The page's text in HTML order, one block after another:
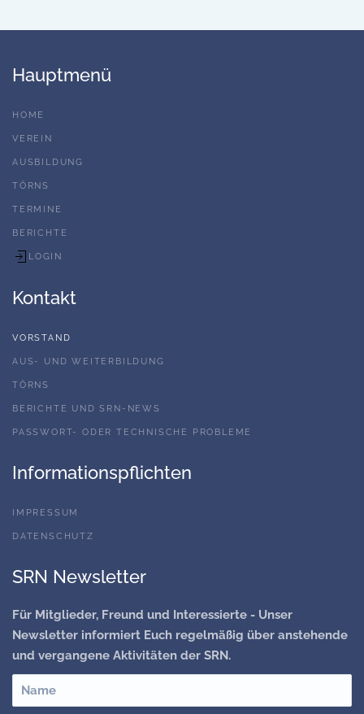
Hauptmenü
HOME
VEREIN
AUSBILDUNG
TÖRNS
TERMINE
BERICHTE
LOGIN
Kontakt
VORSTAND
AUS- UND WEITERBILDUNG
TÖRNS
BERICHTE UND SRN-NEWS
PASSWORT- ODER TECHNISCHE PROBLEME
Informationspflichten
IMPRESSUM
DATENSCHUTZ
SRN Newsletter
Für Mitglieder, Freund und Interessierte - Unser
Newsletter informiert Euch regelmäßig über anstehende
und vergangene Aktivitäten der SRN.